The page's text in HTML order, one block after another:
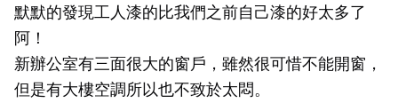
默默的發現工人漆的比我們之前自己漆的好太多了
阿！
新辦公室有三面很大的窗戶，雖然很可惜不能開窗，
但是有大樓空調所以也不致於太悶。